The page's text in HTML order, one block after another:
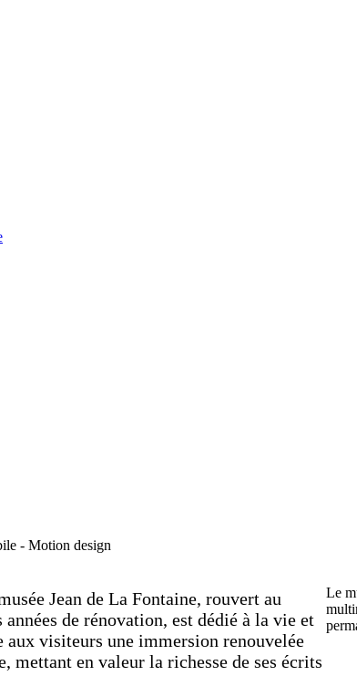
- Motion design
Jean de La Fontaine, rouvert au
de rénovation, est dédié à la vie et
visiteurs une immersion renouvelée
mettant en valeur la richesse de ses écrits
Le